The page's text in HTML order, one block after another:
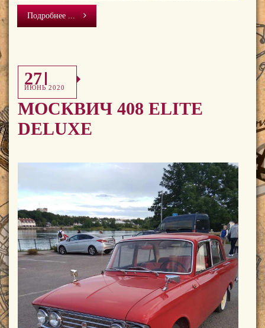
Подробнее ...
27
ИЮНЬ 2020
МОСКВИЧ 408 ELITE
DELUXE